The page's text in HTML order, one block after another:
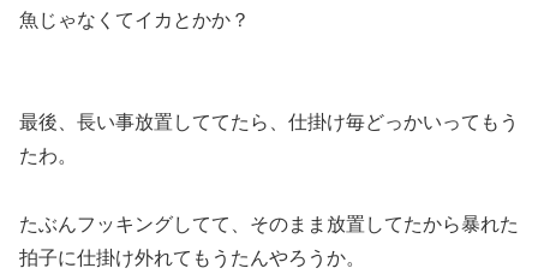
魚じゃなくてイカとかか？
最後、長い事放置しててたら、仕掛け毎どっかいってもう
たわ。
たぶんフッキングしてて、そのまま放置してたから暴れた
拍子に仕掛け外れてもうたんやろうか。